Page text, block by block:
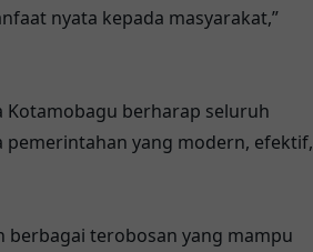
nyata kepada masyarakat,”
Kotamobagu berharap seluruh
yang modern, efektif,
berbagai terobosan yang mampu